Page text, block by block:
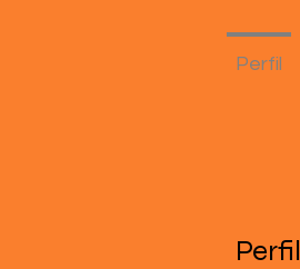
Perfil
Perfil